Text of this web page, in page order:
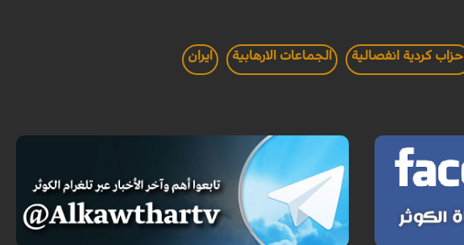
احزاب كردية انفصالية الجماعات الارهابية ايران